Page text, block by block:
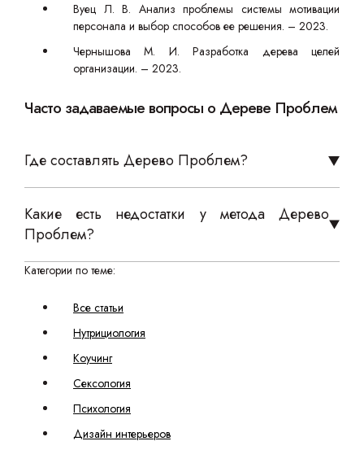
Вуец Л. В. Анализ проблемы системы мотивации
персонала и выбор способов ее решения. – 2023.
Чернышова М. И. Разработка дерева целей
организации. – 2023.
Часто задаваемые вопросы о Дереве Проблем
Где составлять Дерево Проблем?
Какие есть недостатки у метода Дерево
Проблем?
Категории по теме:
Все статьи
Нутрициология
Коучинг
Сексология
Психология
Дизайн интерьеров